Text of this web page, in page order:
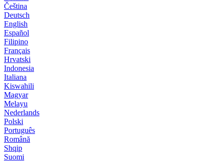
Čeština
Deutsch
English
Español
Filipino
Français
Hrvatski
Indonesia
Italiana
Kiswahili
Magyar
Melayu
Nederlands
Polski
Português
Română
Shqip
Suomi